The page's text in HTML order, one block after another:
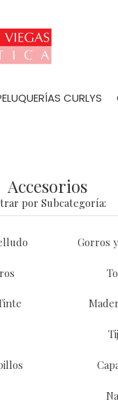
CURLYS
Accesorios
por Subcategoría:
Gorros